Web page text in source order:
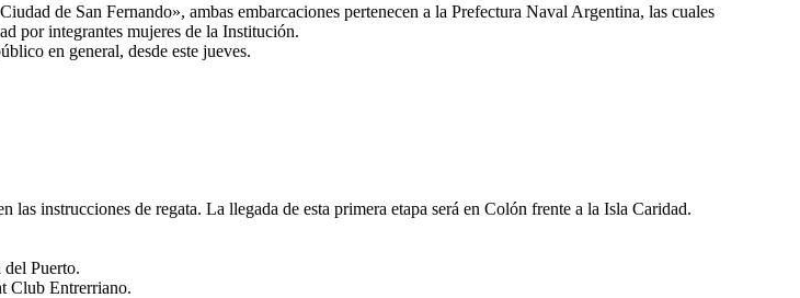
de San Fernando», ambas embarcaciones pertenecen a la Prefectura Naval Argentina, las cuales
por integrantes mujeres de la Institución.
en general, desde este jueves.
instrucciones de regata. La llegada de esta primera etapa será en Colón frente a la Isla Caridad.
del Puerto.
Club Entrerriano.